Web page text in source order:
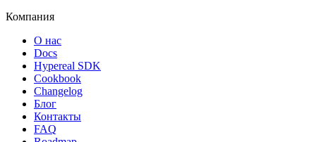
Компания
О нас
Docs
Hypereal SDK
Cookbook
Changelog
Блог
Контакты
FAQ